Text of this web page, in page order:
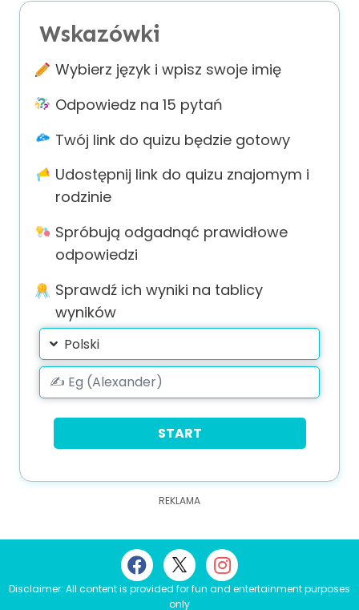
us
Wskazówki
Wybierz język i wpisz swoje imię
Odpowiedz na 15 pytań
Twój link do quizu będzie gotowy
Udostępnij link do quizu znajomym i
rodzinie
Spróbują odgadnąć prawidłowe
odpowiedzi
Sprawdź ich wyniki na tablicy
wyników
Polski
START
Disclaimer: All content is provided for fun and entertainment purposes
only